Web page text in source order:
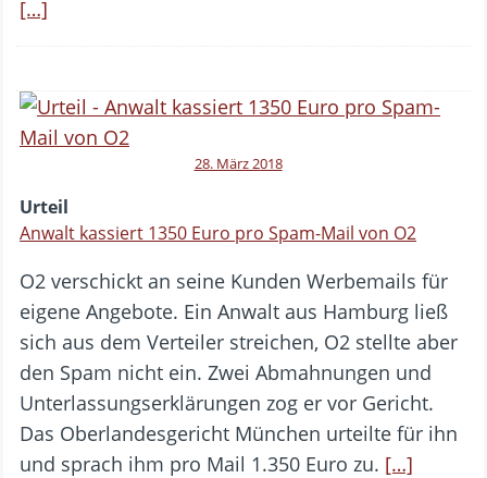
[…]
28. März 2018
Urteil
Anwalt kassiert 1350 Euro pro Spam-Mail von O2
O2 verschickt an seine Kunden Werbemails für
eigene Angebote. Ein Anwalt aus Hamburg ließ
sich aus dem Verteiler streichen, O2 stellte aber
den Spam nicht ein. Zwei Abmahnungen und
Unterlassungserklärungen zog er vor Gericht.
Das Oberlandesgericht München urteilte für ihn
und sprach ihm pro Mail 1.350 Euro zu. […]